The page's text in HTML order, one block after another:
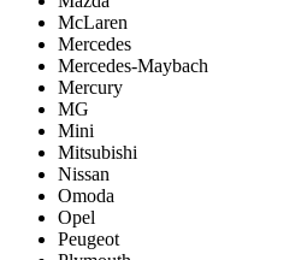
McLaren
Mercedes
Mercedes-Maybach
Mercury
MG
Mini
Mitsubishi
Nissan
Omoda
Opel
Peugeot